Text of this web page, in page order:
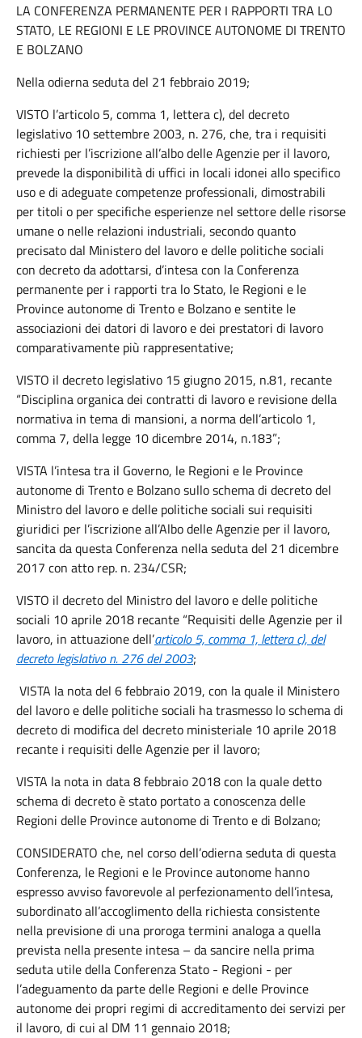
LA CONFERENZA PERMANENTE PER I RAPPORTI TRA LO
STATO, LE REGIONI E LE PROVINCE AUTONOME DI TRENTO
E BOLZANO
Nella odierna seduta del 21 febbraio 2019;
VISTO l’articolo 5, comma 1, lettera c), del decreto
legislativo 10 settembre 2003, n. 276, che, tra i requisiti
richiesti per l’iscrizione all’albo delle Agenzie per il lavoro,
prevede la disponibilità di uffici in locali idonei allo specifico
uso e di adeguate competenze professionali, dimostrabili
per titoli o per specifiche esperienze nel settore delle risorse
umane o nelle relazioni industriali, secondo quanto
precisato dal Ministero del lavoro e delle politiche sociali
con decreto da adottarsi, d’intesa con la Conferenza
permanente per i rapporti tra lo Stato, le Regioni e le
Province autonome di Trento e Bolzano e sentite le
associazioni dei datori di lavoro e dei prestatori di lavoro
comparativamente più rappresentative;
VISTO il decreto legislativo 15 giugno 2015, n.81, recante
“Disciplina organica dei contratti di lavoro e revisione della
normativa in tema di mansioni, a norma dell’articolo 1,
comma 7, della legge 10 dicembre 2014, n.183”;
VISTA l’intesa tra il Governo, le Regioni e le Province
autonome di Trento e Bolzano sullo schema di decreto del
Ministro del lavoro e delle politiche sociali sui requisiti
giuridici per l’iscrizione all’Albo delle Agenzie per il lavoro,
sancita da questa Conferenza nella seduta del 21 dicembre
2017 con atto rep. n. 234/CSR;
VISTO il decreto del Ministro del lavoro e delle politiche
sociali 10 aprile 2018 recante “Requisiti delle Agenzie per il
lavoro, in attuazione dell’articolo 5, comma 1, lettera c), del
decreto legislativo n. 276 del 2003;
VISTA la nota del 6 febbraio 2019, con la quale il Ministero
del lavoro e delle politiche sociali ha trasmesso lo schema di
decreto di modifica del decreto ministeriale 10 aprile 2018
recante i requisiti delle Agenzie per il lavoro;
VISTA la nota in data 8 febbraio 2018 con la quale detto
schema di decreto è stato portato a conoscenza delle
Regioni delle Province autonome di Trento e di Bolzano;
CONSIDERATO che, nel corso dell’odierna seduta di questa
Conferenza, le Regioni e le Province autonome hanno
espresso avviso favorevole al perfezionamento dell’intesa,
subordinato all’accoglimento della richiesta consistente
nella previsione di una proroga termini analoga a quella
prevista nella presente intesa – da sancire nella prima
seduta utile della Conferenza Stato - Regioni - per
l’adeguamento da parte delle Regioni e delle Province
autonome dei propri regimi di accreditamento dei servizi per
il lavoro, di cui al DM 11 gennaio 2018;